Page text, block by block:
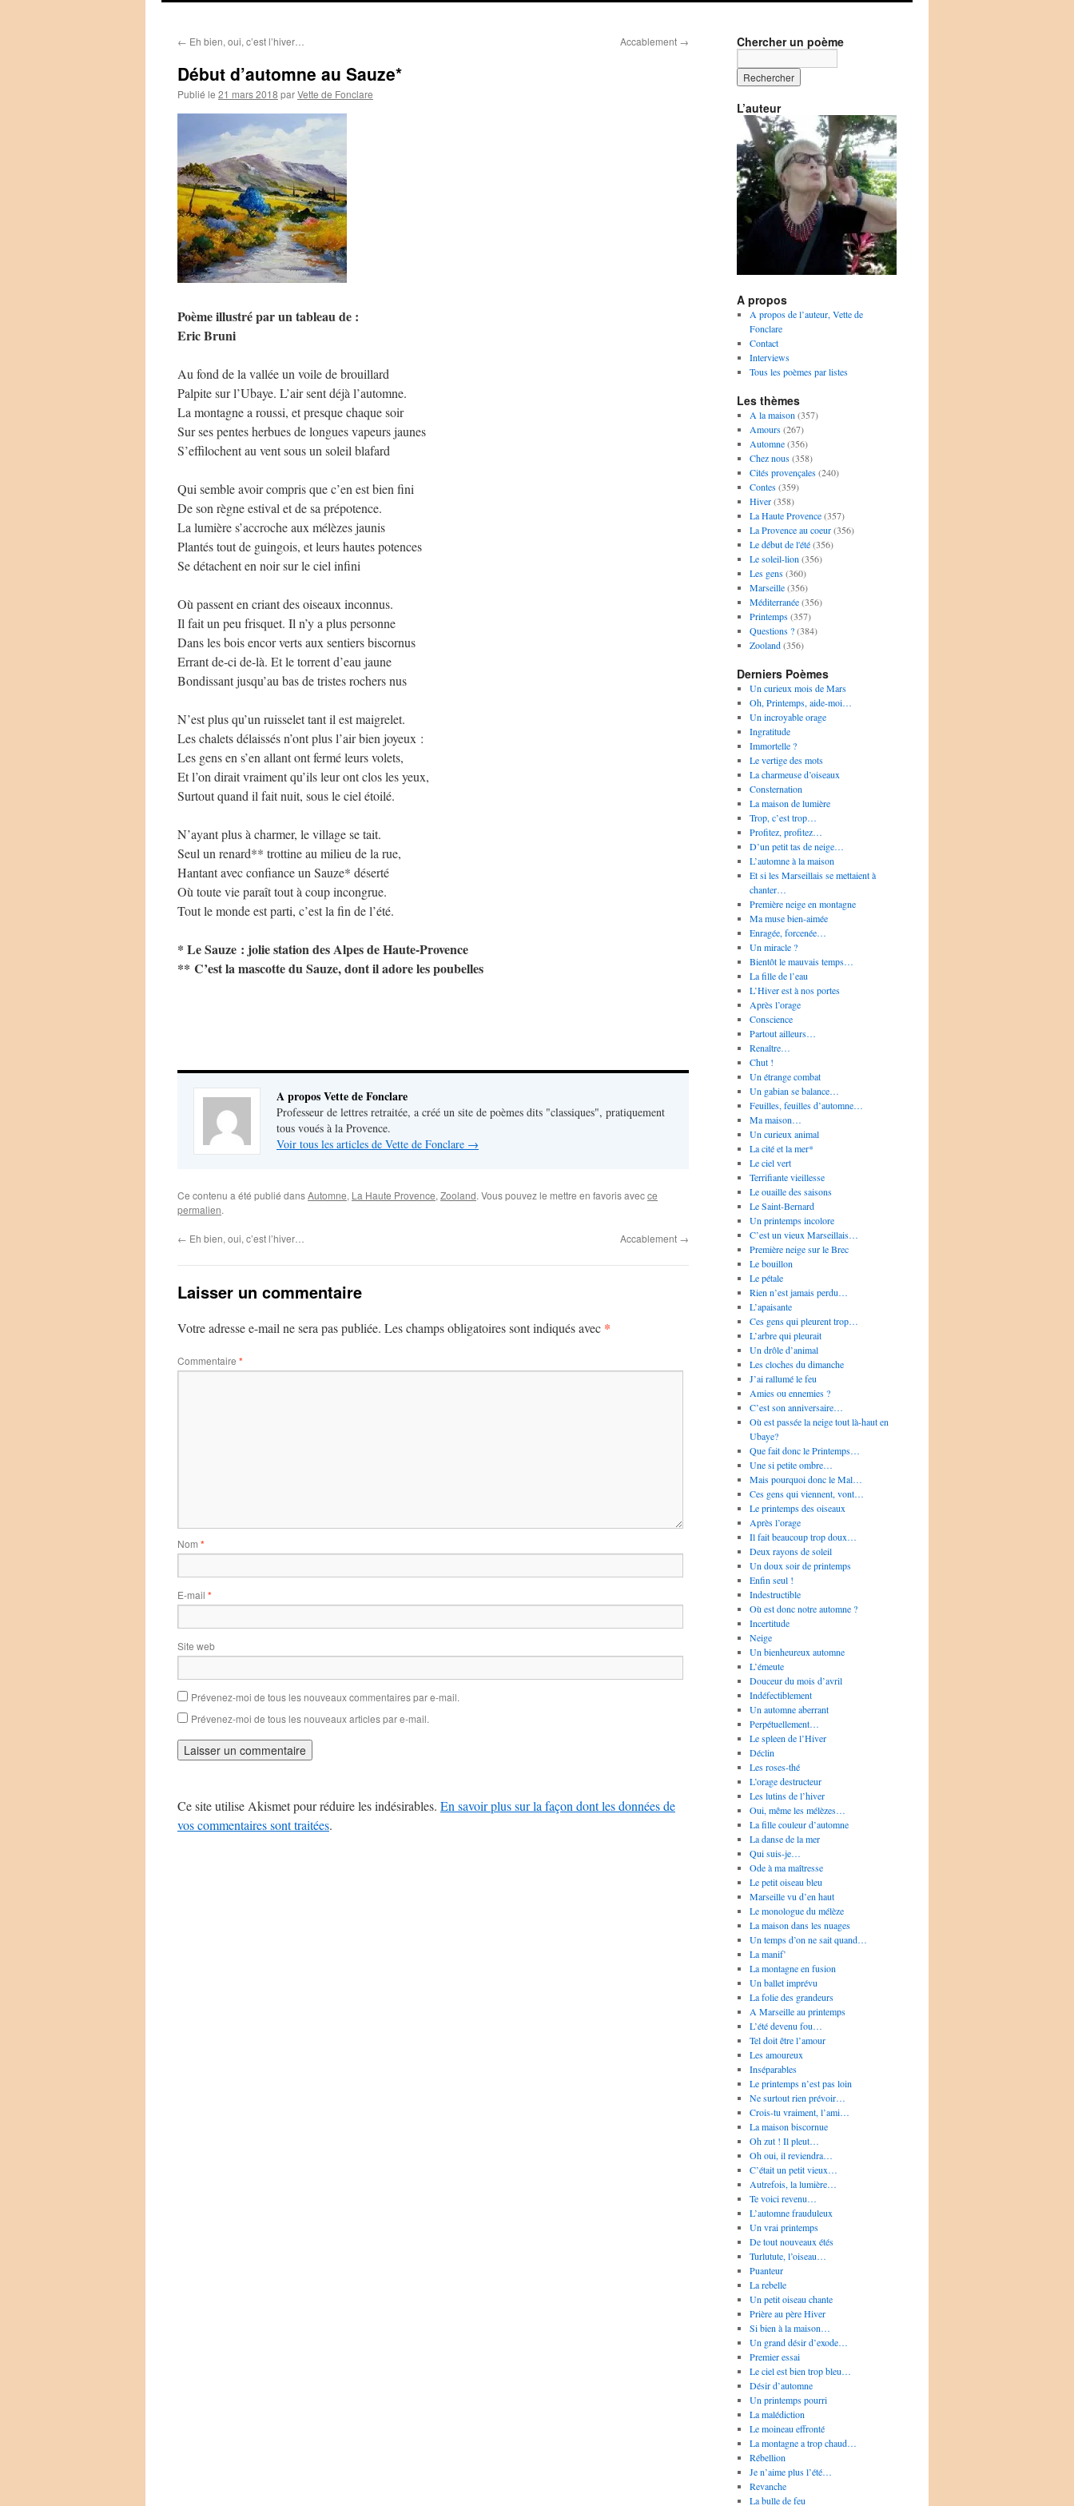
← Eh bien, oui, c’est l’hiver… Accablement →
Début d’automne au Sauze*
Publié le 21 mars 2018 parVette de Fonclare
Poème illustré par un tableau de :
Eric Bruni
Au fond de la vallée un voile de brouillard
Palpite sur l’Ubaye. L’air sent déjà l’automne.
La montagne a roussi, et presque chaque soir
Sur ses pentes herbues de longues vapeurs jaunes
S’effilochent au vent sous un soleil blafard
Qui semble avoir compris que c’en est bien fini
De son règne estival et de sa prépotence.
La lumière s’accroche aux mélèzes jaunis
Plantés tout de guingois, et leurs hautes potences
Se détachent en noir sur le ciel infini
Où passent en criant des oiseaux inconnus.
Il fait un peu frisquet. Il n’y a plus personne
Dans les bois encor verts aux sentiers biscornus
Errant de-ci de-là. Et le torrent d’eau jaune
Bondissant jusqu’au bas de tristes rochers nus
N’est plus qu’un ruisselet tant il est maigrelet.
Les chalets délaissés n’ont plus l’air bien joyeux :
Les gens en s’en allant ont fermé leurs volets,
Et l’on dirait vraiment qu’ils leur ont clos les yeux,
Surtout quand il fait nuit, sous le ciel étoilé.
N’ayant plus à charmer, le village se tait.
Seul un renard** trottine au milieu de la rue,
Hantant avec confiance un Sauze* déserté
Où toute vie paraît tout à coup incongrue.
Tout le monde est parti, c’est la fin de l’été.
* Le Sauze : jolie station des Alpes de Haute-Provence
** C’est la mascotte du Sauze, dont il adore les poubelles
A propos Vette de Fonclare
Professeur de lettres retraitée, a créé un site de poèmes dits "classiques", pratiquement
tous voués à la Provence.
Voir tous les articles de Vette de Fonclare →
Ce contenu a été publié dansAutomne, La Haute Provence, Zooland. Vous pouvez le mettre en favoris avecce
permalien.
← Eh bien, oui, c’est l’hiver… Accablement →
Laisser un commentaire
Votre adresse e-mail ne sera pas publiée. Les champs obligatoires sont indiqués avec *
Commentaire *
Nom *
E-mail *
Site web
Prévenez-moi de tous les nouveaux commentaires par e-mail.
Prévenez-moi de tous les nouveaux articles par e-mail.
Ce site utilise Akismet pour réduire les indésirables. En savoir plus sur la façon dont les données de
vos commentaires sont traitées.
Chercher un poème
L’auteur
A propos
A propos de l’auteur, Vette de
Fonclare
Contact
Interviews
Tous les poèmes par listes
Les thèmes
A la maison (357)
Amours(267)
Automne(356)
Chez nous(358)
Cités provençales(240)
Contes(359)
Hiver(358)
La Haute Provence(357)
La Provence au coeur(356)
Le début de l'été(356)
Le soleil-lion (356)
Les gens(360)
Marseille(356)
Méditerranée(356)
Printemps(357)
Questions ?(384)
Zooland(356)
Derniers Poèmes
Un curieux mois de Mars
Oh, Printemps, aide-moi…
Un incroyable orage
Ingratitude
Immortelle ?
Le vertige des mots
La charmeuse d’oiseaux
Consternation
La maison de lumière
Trop, c’est trop…
Profitez, profitez…
D’un petit tas de neige…
L’automne à la maison
Et si les Marseillais se mettaient à
chanter…
Première neige en montagne
Ma muse bien-aimée
Enragée, forcenée…
Un miracle ?
Bientôt le mauvais temps…
La fille de l’eau
L’Hiver est à nos portes
Après l’orage
Conscience
Partout ailleurs…
Renaître…
Chut !
Un étrange combat
Un gabian se balance…
Feuilles, feuilles d’automne…
Ma maison…
Un curieux animal
La cité et la mer*
Le ciel vert
Terrifiante vieillesse
Le ouaille des saisons
Le Saint-Bernard
Un printemps incolore
C’est un vieux Marseillais…
Première neige sur le Brec
Le bouillon
Le pétale
Rien n’est jamais perdu…
L’apaisante
Ces gens qui pleurent trop…
L’arbre qui pleurait
Un drôle d’animal
Les cloches du dimanche
J’ai rallumé le feu
Amies ou ennemies ?
C’est son anniversaire…
Où est passée la neige tout là-haut en
Ubaye?
Que fait donc le Printemps…
Une si petite ombre…
Mais pourquoi donc le Mal…
Ces gens qui viennent, vont…
Le printemps des oiseaux
Après l’orage
Il fait beaucoup trop doux…
Deux rayons de soleil
Un doux soir de printemps
Enfin seul !
Indestructible
Où est donc notre automne ?
Incertitude
Neige
Un bienheureux automne
L’émeute
Douceur du mois d’avril
Indéfectiblement
Un automne aberrant
Perpétuellement…
Le spleen de l’Hiver
Déclin
Les roses-thé
L’orage destructeur
Les lutins de l’hiver
Oui, même les mélèzes…
La fille couleur d’automne
La danse de la mer
Qui suis-je…
Ode à ma maîtresse
Le petit oiseau bleu
Marseille vu d’en haut
Le monologue du mélèze
La maison dans les nuages
Un temps d’on ne sait quand…
La manif’
La montagne en fusion
Un ballet imprévu
La folie des grandeurs
A Marseille au printemps
L’été devenu fou…
Tel doit être l’amour
Les amoureux
Inséparables
Le printemps n’est pas loin
Ne surtout rien prévoir…
Crois-tu vraiment, l’ami…
La maison biscornue
Oh zut ! Il pleut…
Oh oui, il reviendra…
C’était un petit vieux…
Autrefois, la lumière…
Te voici revenu…
L’automne frauduleux
Un vrai printemps
De tout nouveaux étés
Turlutute, l’oiseau…
Puanteur
La rebelle
Un petit oiseau chante
Prière au père Hiver
Si bien à la maison…
Un grand désir d’exode…
Premier essai
Le ciel est bien trop bleu…
Désir d’automne
Un printemps pourri
La malédiction
Le moineau effronté
La montagne a trop chaud…
Rébellion
Je n’aime plus l’été…
Revanche
La bulle de feu